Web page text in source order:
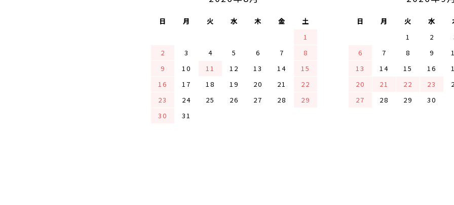
日 月 火 水 木 金
土
1
2
3 4 5 6 7
8
9
10 11 12 13 14
15
16
17 18 19 20 21
22
23
24 25 26 27 28
29
30
31
日 月 火 水
1
2
6
7 8 9
13
14 15 16
20
21 22 23
27
28 29 30